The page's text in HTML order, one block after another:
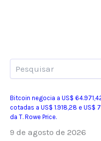
Bitcoin negocia a US$
cotadas a US$ 1.918,28 e US$
da T. Rowe Price.
9 de agosto de 2026